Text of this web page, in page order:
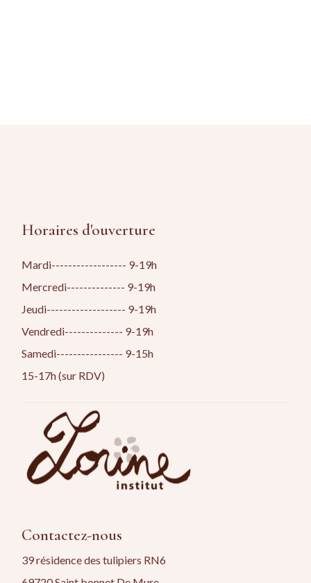
Horaires d'ouverture
Mardi------------------ 9-19h
Mercredi-------------- 9-19h
Jeudi------------------- 9-19h
Vendredi-------------- 9-19h
Samedi---------------- 9-15h
15-17h (sur RDV)
Contactez-nous
39 résidence des tulipiers RN6